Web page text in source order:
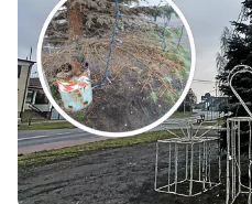
Nakło nad Notecią, który
długości i stanie się
region z Bydgoszczą,